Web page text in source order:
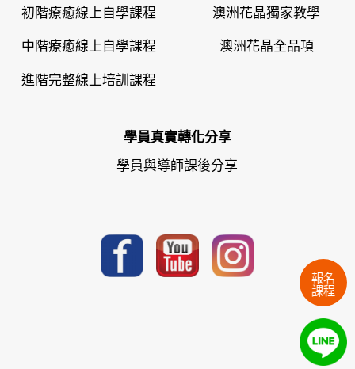
初階療癒線上自學課程
中階療癒線上自學課程
進階完整線上培訓課程
澳洲花晶獨家教學
澳洲花晶全品項
學員真實轉化分享
學員與導師課後分享
報名
課程